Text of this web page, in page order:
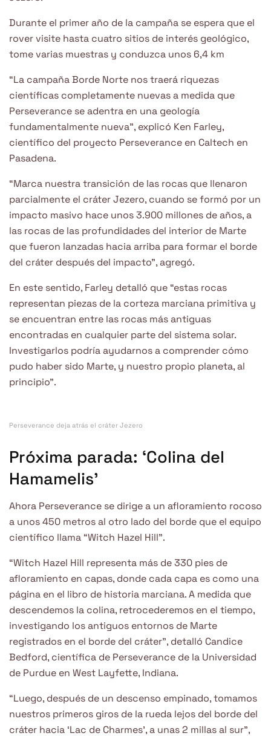
Durante el primer año de la campaña se espera que el
rover visite hasta cuatro sitios de interés geológico,
tome varias muestras y conduzca unos 6,4 km
“La campaña Borde Norte nos traerá riquezas
científicas completamente nuevas a medida que
Perseverance se adentra en una geología
fundamentalmente nueva”, explicó Ken Farley,
científico del proyecto Perseverance en Caltech en
Pasadena.
“Marca nuestra transición de las rocas que llenaron
parcialmente el cráter Jezero, cuando se formó por un
impacto masivo hace unos 3.900 millones de años, a
las rocas de las profundidades del interior de Marte
que fueron lanzadas hacia arriba para formar el borde
del cráter después del impacto”, agregó.
En este sentido, Farley detalló que “estas rocas
representan piezas de la corteza marciana primitiva y
se encuentran entre las rocas más antiguas
encontradas en cualquier parte del sistema solar.
Investigarlos podría ayudarnos a comprender cómo
pudo haber sido Marte, y nuestro propio planeta, al
principio”.
Perseverance deja atrás el cráter Jezero
Próxima parada: ‘Colina del
Hamamelis’
Ahora Perseverance se dirige a un afloramiento rocoso
a unos 450 metros al otro lado del borde que el equipo
científico llama “Witch Hazel Hill”.
“Witch Hazel Hill representa más de 330 pies de
afloramiento en capas, donde cada capa es como una
página en el libro de historia marciana. A medida que
descendemos la colina, retrocederemos en el tiempo,
investigando los antiguos entornos de Marte
registrados en el borde del cráter”, detalló Candice
Bedford, científica de Perseverance de la Universidad
de Purdue en West Layfette, Indiana.
“Luego, después de un descenso empinado, tomamos
nuestros primeros giros de la rueda lejos del borde del
cráter hacia ‘Lac de Charmes’, a unas 2 millas al sur”,